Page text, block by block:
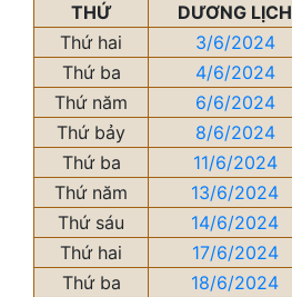
THỨ
DƯƠNG LỊCH
Thứ hai
3/6/2024
Thứ ba
4/6/2024
Thứ năm
6/6/2024
Thứ bảy
8/6/2024
Thứ ba
11/6/2024
Thứ năm
13/6/2024
Thứ sáu
14/6/2024
Thứ hai
17/6/2024
Thứ ba
18/6/2024